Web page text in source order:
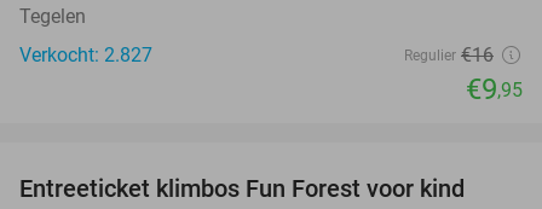
Tegelen
Verkocht: 2.827
Regulier €16
€9,95
Entreeticket klimbos Fun Forest voor kind